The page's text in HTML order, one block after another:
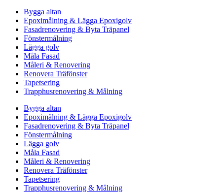
Bygga altan
Epoximålning & Lägga Epoxigolv
Fasadrenovering & Byta Träpanel
Fönstermålning
Lägga golv
Måla Fasad
Måleri & Renovering
Renovera Träfönster
Tapetsering
Trapphusrenovering & Målning
Bygga altan
Epoximålning & Lägga Epoxigolv
Fasadrenovering & Byta Träpanel
Fönstermålning
Lägga golv
Måla Fasad
Måleri & Renovering
Renovera Träfönster
Tapetsering
Trapphusrenovering & Målning